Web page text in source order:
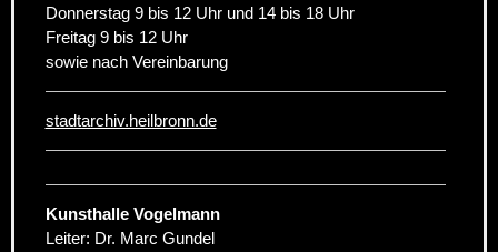
Donnerstag 9 bis 12 Uhr und 14 bis 18 Uhr
Freitag 9 bis 12 Uhr
sowie nach Vereinbarung
stadtarchiv.heilbronn.de
Kunsthalle Vogelmann
Leiter: Dr. Marc Gundel